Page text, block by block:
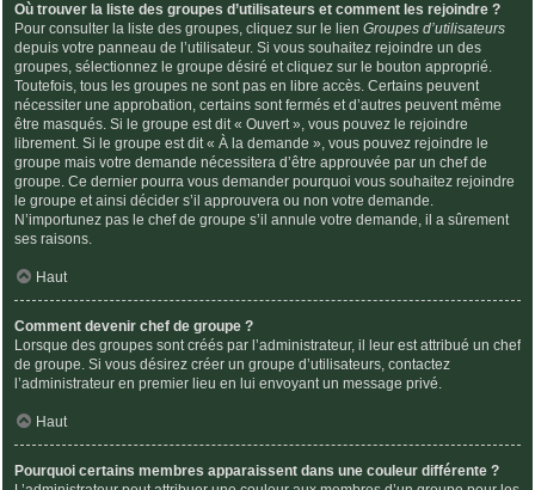
Où trouver la liste des groupes d’utilisateurs et comment les rejoindre ?
Pour consulter la liste des groupes, cliquez sur le lien Groupes d’utilisateurs
depuis votre panneau de l’utilisateur. Si vous souhaitez rejoindre un des
groupes, sélectionnez le groupe désiré et cliquez sur le bouton approprié.
Toutefois, tous les groupes ne sont pas en libre accès. Certains peuvent
nécessiter une approbation, certains sont fermés et d’autres peuvent même
être masqués. Si le groupe est dit « Ouvert », vous pouvez le rejoindre
librement. Si le groupe est dit « À la demande », vous pouvez rejoindre le
groupe mais votre demande nécessitera d’être approuvée par un chef de
groupe. Ce dernier pourra vous demander pourquoi vous souhaitez rejoindre
le groupe et ainsi décider s’il approuvera ou non votre demande.
N’importunez pas le chef de groupe s’il annule votre demande, il a sûrement
ses raisons.
Haut
Comment devenir chef de groupe ?
Lorsque des groupes sont créés par l’administrateur, il leur est attribué un chef
de groupe. Si vous désirez créer un groupe d’utilisateurs, contactez
l’administrateur en premier lieu en lui envoyant un message privé.
Haut
Pourquoi certains membres apparaissent dans une couleur différente ?